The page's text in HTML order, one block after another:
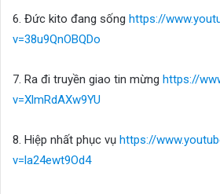
6. Đức kito đang sống https://
v=38u9QnOBQDo
7. Ra đi truyền giao tin mừng https://
v=XlmRdAXw9YU
8. Hiệp nhất phục vụ https://
v=la24ewt9Od4